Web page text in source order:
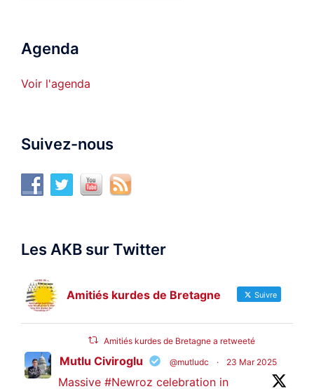
Agenda
Voir l'agenda
Suivez-nous
Les AKB sur Twitter
Amitiés kurdes de Bretagne Suivre
Amitiés kurdes de Bretagne a retweeté
Mutlu Civiroglu @mutludc · 23 Mar 2025
Massive #Newroz celebration in